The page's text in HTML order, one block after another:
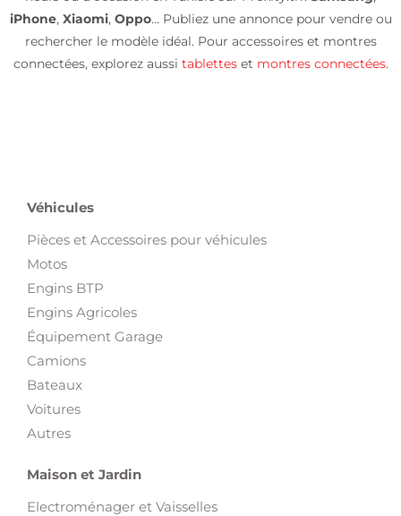
iPhone, Xiaomi, Oppo… Publiez une annonce pour vendre ou
rechercher le modèle idéal. Pour accessoires et montres
connectées, explorez aussi tabletteset montres connectées.
Véhicules
Pièces et Accessoires pour véhicules
Motos
Engins BTP
Engins Agricoles
Équipement Garage
Camions
Bateaux
Voitures
Autres
Maison et Jardin
Electroménager et Vaisselles